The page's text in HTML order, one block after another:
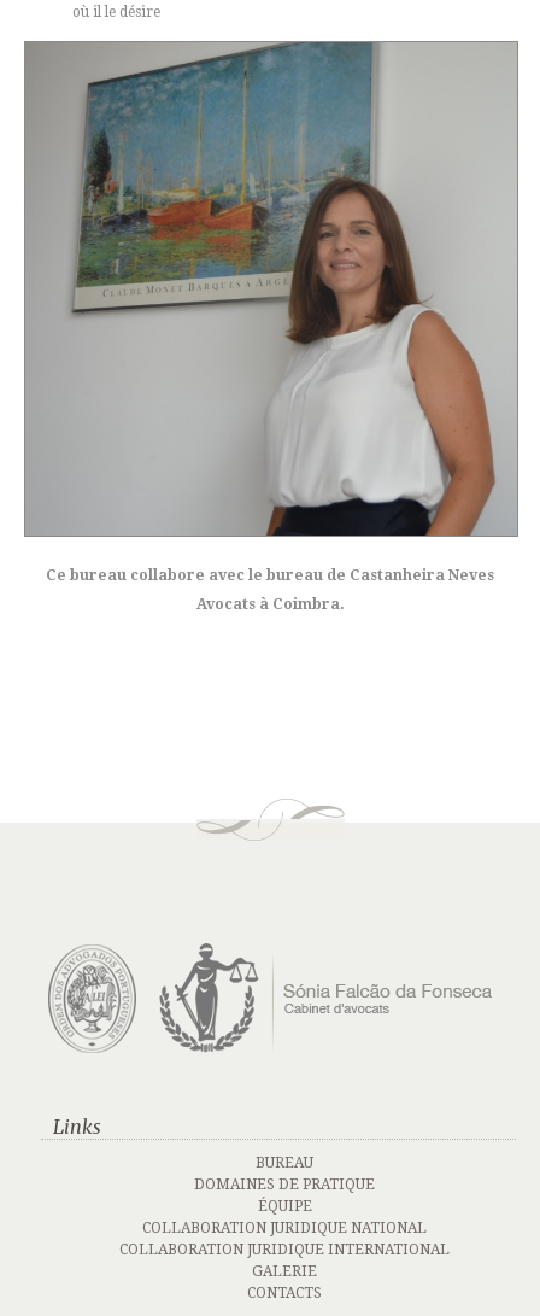
où il le désire
Ce bureau collabore avec le bureau de Castanheira Neves
Avocats à Coimbra.
Links
BUREAU
DOMAINES DE PRATIQUE
ÉQUIPE
COLLABORATION JURIDIQUE NATIONAL
COLLABORATION JURIDIQUE INTERNATIONAL
GALERIE
CONTACTS